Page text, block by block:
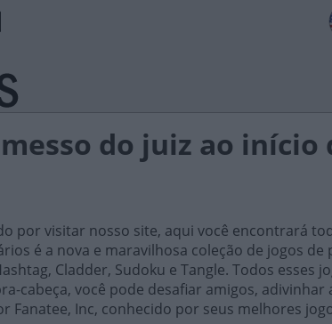
do juiz ao
por visitar nosso site, aqui você encontrará
é a nova e maravilhosa coleção de jogos
Cladder, Sudoku e Tangle. Todos esses
cabeça, você pode desafiar amigos,
Fanatee, Inc, conhecido por seus melhores